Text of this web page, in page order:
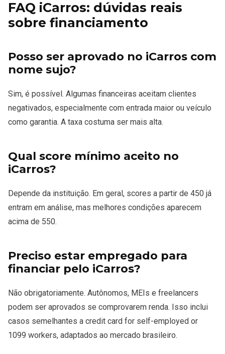
FAQ iCarros: dúvidas reais
sobre financiamento
Posso ser aprovado no iCarros com
nome sujo?
Sim, é possível. Algumas financeiras aceitam clientes
negativados, especialmente com entrada maior ou veículo
como garantia. A taxa costuma ser mais alta.
Qual score mínimo aceito no
iCarros?
Depende da instituição. Em geral, scores a partir de 450 já
entram em análise, mas melhores condições aparecem
acima de 550.
Preciso estar empregado para
financiar pelo iCarros?
Não obrigatoriamente. Autônomos, MEIs e freelancers
podem ser aprovados se comprovarem renda. Isso inclui
casos semelhantes a credit card for self-employed or
1099 workers, adaptados ao mercado brasileiro.